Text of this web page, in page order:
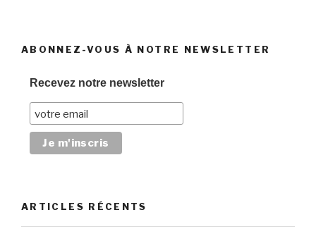
un
et
un
e
b
o
o
k
er g
er
ABONNEZ-VOUS À NOTRE NEWSLETTER
Recevez notre newsletter
ARTICLES RÉCENTS